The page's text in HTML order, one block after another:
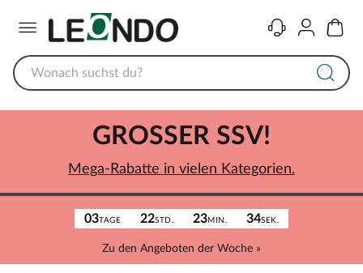
KontaktKonto
03TAGE 22STD. 23MIN. 34SEK.
Zu den Angeboten der Woche »
GROSSER SSV!
Mega-Rabatte in vielen Kategorien.